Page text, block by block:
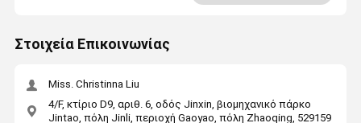
Στοιχεία Επικοινωνίας
Miss. Christinna Liu
4/F, κτίριο D9, αριθ. 6, οδός Jinxin, βιομηχανικό πάρκο
Jintao, πόλη Jinli, περιοχή Gaoyao, πόλη Zhaoqing, 529159